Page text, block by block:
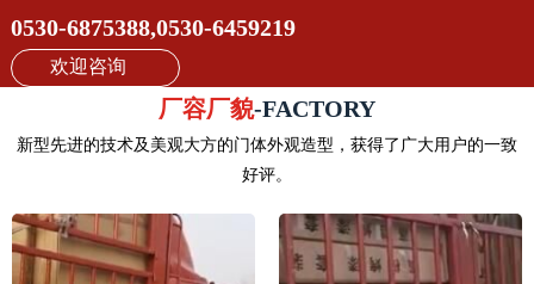
0530-6875388,0530-6459219
欢迎咨询
厂容厂貌-FACTORY
新型先进的技术及美观大方的门体外观造型，获得了广大用户的一致
好评。